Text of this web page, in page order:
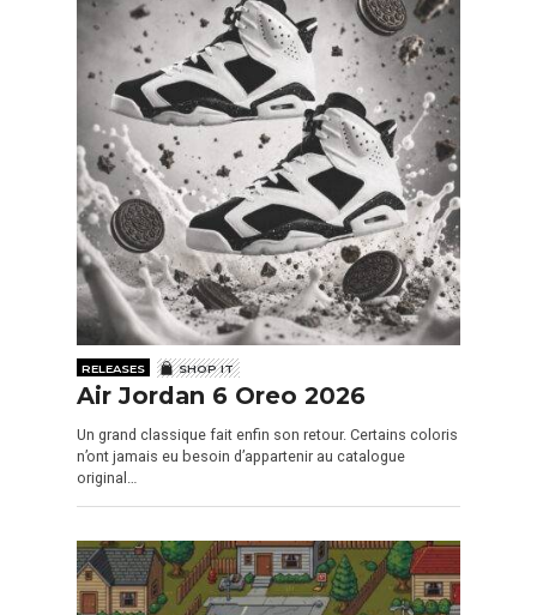
RELEASES SHOP IT
Air Jordan 6 Oreo 2026
Un grand classique fait enfin son retour. Certains coloris
n’ont jamais eu besoin d’appartenir au catalogue
original…